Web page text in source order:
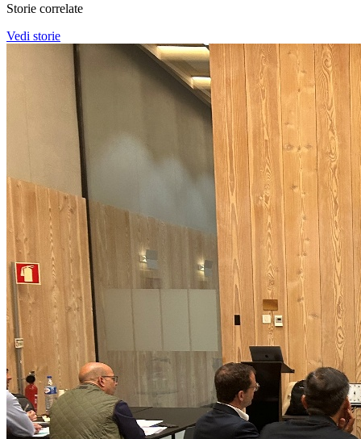
Storie correlate
Vedi storie